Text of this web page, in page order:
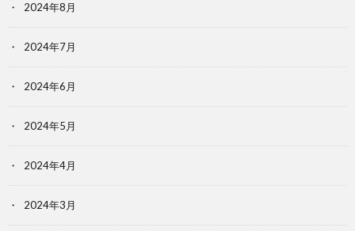
2024年8月
2024年7月
2024年6月
2024年5月
2024年4月
2024年3月